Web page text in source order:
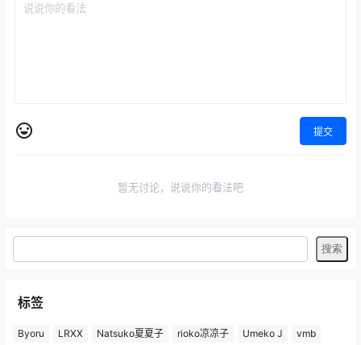
提交
暂无讨论，说说你的看法吧
标签
Byoru LRXX Natsuko夏夏子 rioko凉凉子 Umeko J vmb